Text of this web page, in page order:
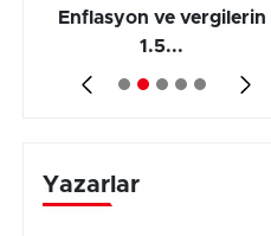
Enflasyon ve vergilerin
1.5...
Yazarlar